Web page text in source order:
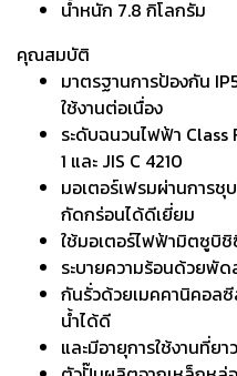
น้ำหนัก 7.8 กิโลกรัม
คุณสมบัติ
มาตรฐานการป้องกัน
ใช้งานต่อเนื่อง
ระดับฉนวนไฟฟ้า
1 และ JIS C 4210
มอเตอร์เฟรมผ่านการ
กัดกร่อนได้ดีเยี่ยม
ใช้มอเตอร์ไฟฟ้ามิตซูบิชิ
ระบายความร้อนด้วยพั
กันรั่วด้วยเมคคานิคอล
น้ำได้ดี
และมีอายุการใช้งานที่ยา